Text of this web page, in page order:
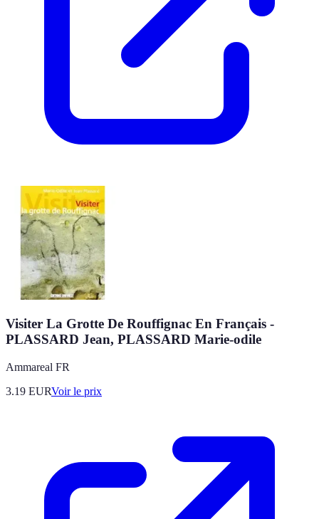
Visiter La Grotte De Rouffignac En Français -
PLASSARD Jean, PLASSARD Marie-odile
Ammareal FR
3.19 EURVoir le prix